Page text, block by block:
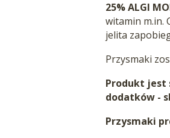
25% ALGI
witamin m.in.
jelita
Przysmaki
Produkt jest
dodatków -
Przysmaki